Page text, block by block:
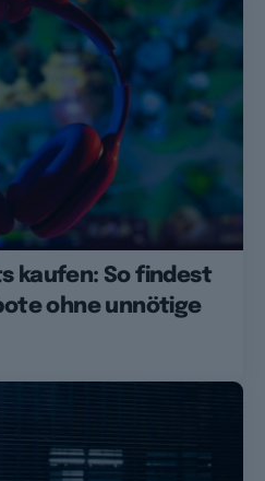
kaufen: So findest
ohne unnötige